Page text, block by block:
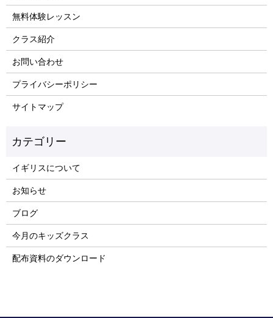
無料体験レッスン
クラス紹介
お問い合わせ
プライバシーポリシー
サイトマップ
イギリスについて
お知らせ
ブログ
今月のキッズクラス
配布資料のダウンロード